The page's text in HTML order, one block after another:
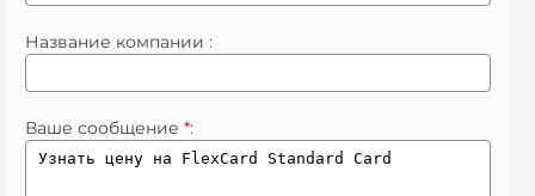
Название компании :
Ваше сообщение *: